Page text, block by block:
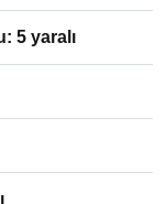
5 yaralı